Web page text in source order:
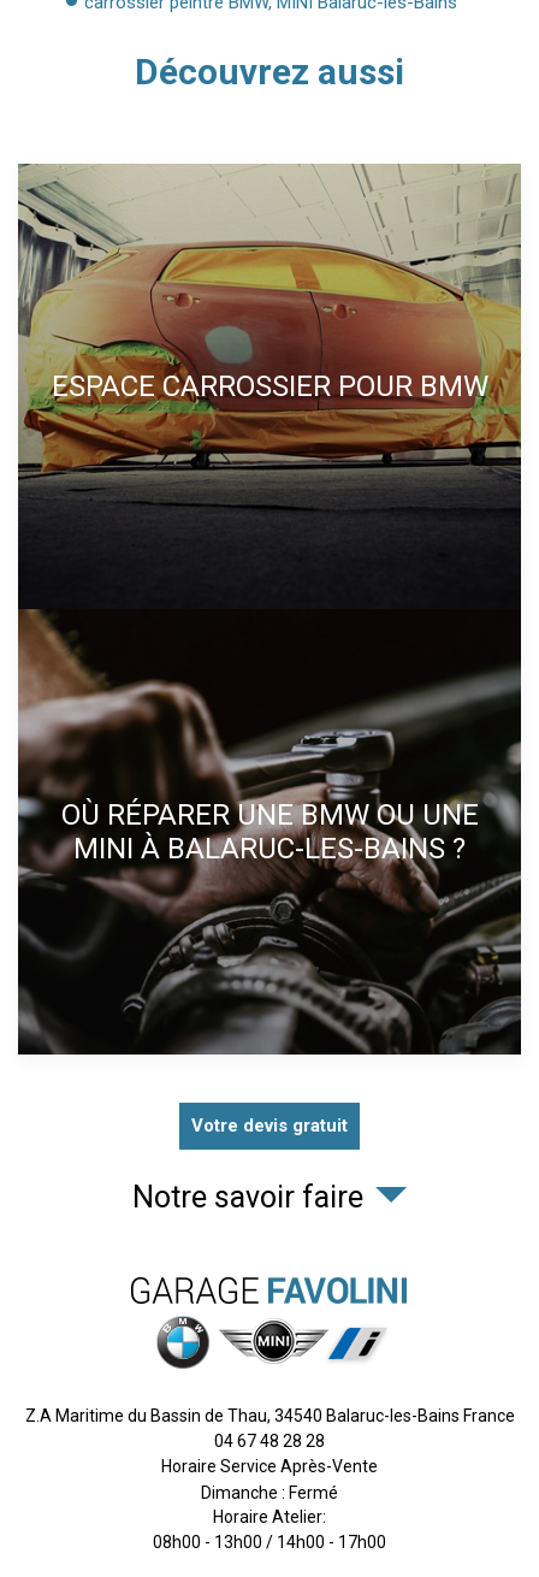
Découvrez aussi
ESPACE CARROSSIER POUR BMW
OÙ RÉPARER UNE BMW OU UNE
MINI À BALARUC-LES-BAINS ?
Votre devis gratuit
Notre savoir faire
Z.A Maritime du Bassin de Thau, 34540 Balaruc-les-Bains France
04 67 48 28 28
Horaire Service Après-Vente
Dimanche : Fermé
Horaire Atelier:
08h00 - 13h00 / 14h00 - 17h00